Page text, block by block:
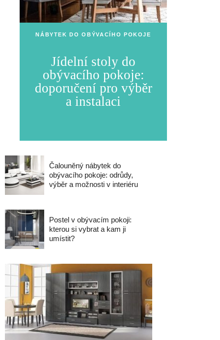
NÁBYTEK DO OBÝVACÍHO POKOJE
Jídelní stoly do
obývacího pokoje:
doporučení pro výběr
a instalaci
Čalouněný nábytek do
obývacího pokoje: odrůdy,
výběr a možnosti v interiéru
Postel v obývacím pokoji:
kterou si vybrat a kam ji
umístit?